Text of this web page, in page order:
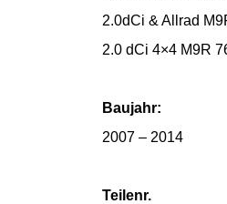
2.0dCi & Allrad
2.0 dCi 4×4 M9R
Baujahr:
2007 – 2014
Teilenr.